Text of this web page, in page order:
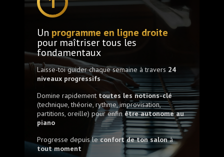
Un programme en ligne droite
pour maîtriser tous les
fondamentaux
Laisse-toi guider chaque semaine à travers 24
niveaux progressifs
Domine rapidement toutes les notions-clé
(technique, théorie, rythme, improvisation,
partitions, oreille) pour enfinêtre autonome au
piano
Progresse depuis leconfort de ton salonà
tout moment